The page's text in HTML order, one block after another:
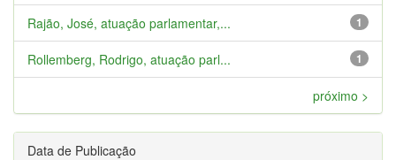
1
Rajão, José, atuação parlamentar,...
1
Rollemberg, Rodrigo, atuação parl...
próximo >
Data de Publicação